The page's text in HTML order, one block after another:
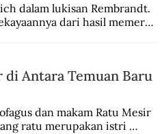
dalam lukisan Rembrandt.
dari hasil memeras
di Antara Temuan Baru
dan makam Ratu Mesir
ratu merupakan istri